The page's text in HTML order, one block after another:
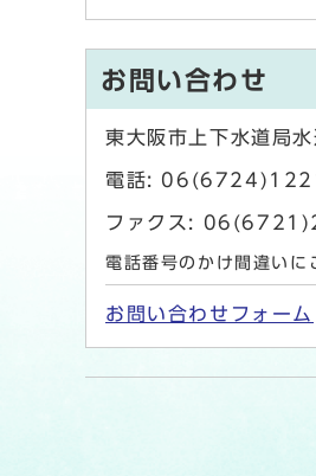
お問い合わせ
東大阪市上下水道局
電話:
ファクス:
電話番号のかけ間違いに
お問い合わせフォーム